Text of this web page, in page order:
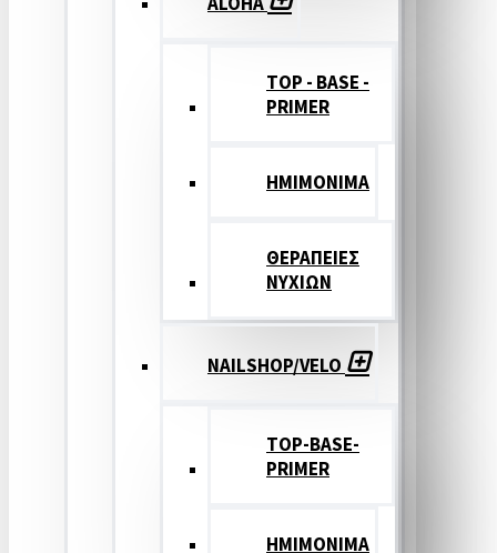
TOP - BASE -
PRIMER
ΗΜΙΜΟΝΙΜΑ
ΘΕΡΑΠΕΙΕΣ
ΝΥΧΙΩΝ
NAILSHOP/VELO
TOP-BASE-
PRIMER
ΗΜΙΜΟΝΙΜΑ